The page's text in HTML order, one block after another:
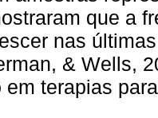
que a
nas
& Wells,
em terapias